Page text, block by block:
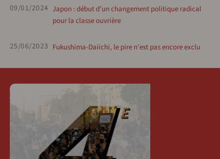
09/01/2024 Japon : début d’un changement politique radical
pour la classe ouvrière
25/06/2023 Fukushima-Daiichi, le pire n'est pas encore exclu